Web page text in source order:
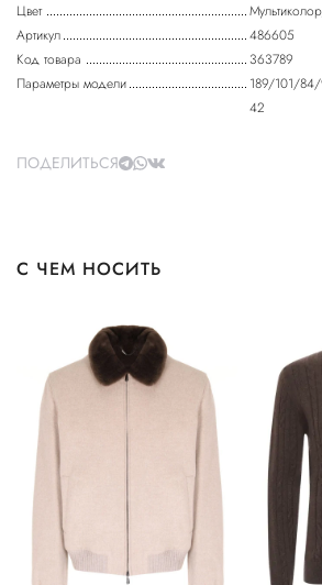
Цвет
Артикул
486605
Код товара
363789
Параметры модели
189/101/
42
ПОДЕЛИТЬСЯ
С ЧЕМ НОСИТЬ